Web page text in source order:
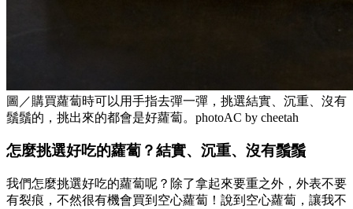
圖／購買蘿蔔時可以用手指去彈一彈，挑選結實、沉重、沒有
鬚鬚的，挑出來的都會是好蘿蔔。photoAC by cheetah
怎麼挑選好吃的蘿蔔？結實、沉重、沒有鬚鬚
我們怎麼挑選好吃的蘿蔔呢？除了拿起來要重之外，外表不要
有裂痕，不然很有機會買到空心蘿蔔！說到空心蘿蔔，讓我不